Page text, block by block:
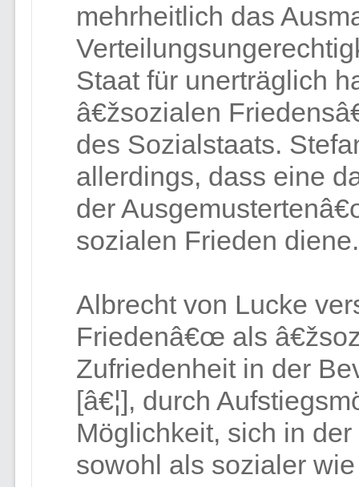
mehrheitlich das
Staat für unerträglich
â€žsozialen
des Sozialstaats.
allerdings, dass eine
der
sozialen Frieden diene.
Albrecht von Lucke
Friedenâ€œ als
Zufriedenheit in der
[â€¦], durch
Möglichkeit, sich in
sowohl als sozialer